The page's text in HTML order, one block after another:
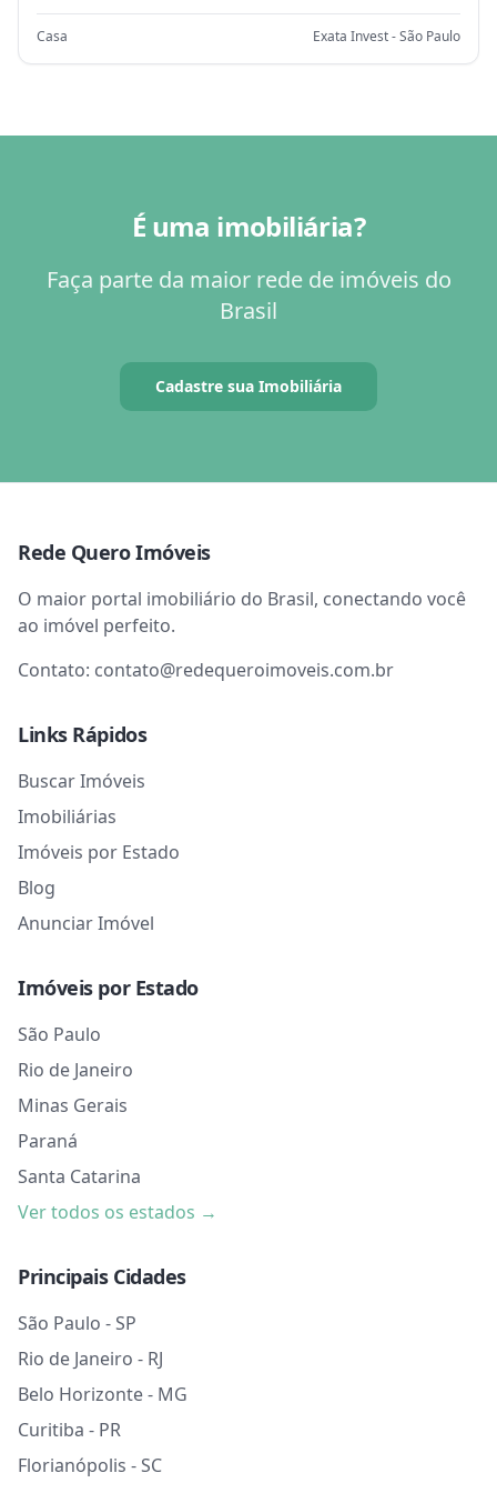
Casa Exata Invest - São Paulo
É uma imobiliária?
Faça parte da maior rede de imóveis do
Brasil
Cadastre sua Imobiliária
Rede Quero Imóveis
O maior portal imobiliário do Brasil, conectando você
ao imóvel perfeito.
Contato: contato@redequeroimoveis.com.br
Links Rápidos
Buscar Imóveis
Imobiliárias
Imóveis por Estado
Blog
Anunciar Imóvel
Imóveis por Estado
São Paulo
Rio de Janeiro
Minas Gerais
Paraná
Santa Catarina
Ver todos os estados →
Principais Cidades
São Paulo - SP
Rio de Janeiro - RJ
Belo Horizonte - MG
Curitiba - PR
Florianópolis - SC